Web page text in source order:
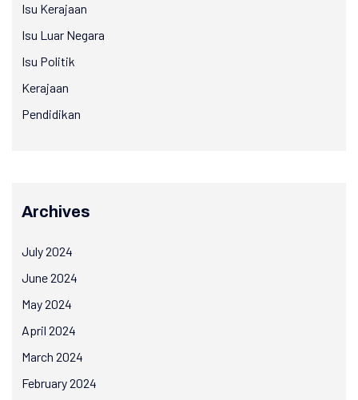
Isu Kerajaan
Isu Luar Negara
Isu Politik
Kerajaan
Pendidikan
Archives
July 2024
June 2024
May 2024
April 2024
March 2024
February 2024